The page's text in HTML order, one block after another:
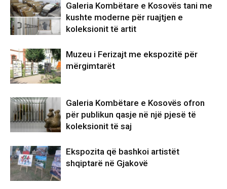
Galeria Kombëtare e Kosovës tani me
kushte moderne për ruajtjen e
koleksionit të artit
Muzeu i Ferizajt me ekspozitë për
mërgimtarët
Galeria Kombëtare e Kosovës ofron
për publikun qasje në një pjesë të
koleksionit të saj
Ekspozita që bashkoi artistët
shqiptarë në Gjakovë